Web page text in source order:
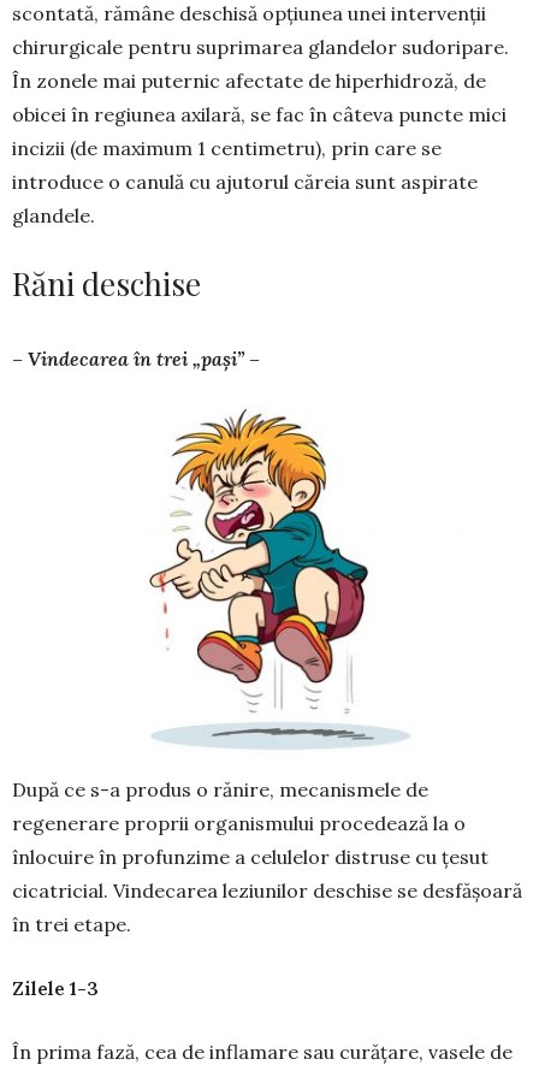
scontată, rămâne deschisă opțiunea unei intervenții
chirurgicale pentru suprimarea glan­delor sudoripare.
În zonele mai puternic afec­tate de hiperhidroză, de
obicei în regiunea axilară, se fac în câteva puncte mici
incizii (de maximum 1 centimetru), prin care se
introduce o canulă cu ajutorul căreia sunt aspirate
glandele.
Răni deschise
– Vindecarea în trei „pași” –
După ce s-a produs o rănire, mecanismele de
regenerare proprii organismului procedează la o
înlocuire în profunzime a celulelor distruse cu țesut
cicatricial. Vindecarea leziunilor deschise se desfășoară
în trei etape.
Zilele 1-3
În prima fază, cea de inflamare sau curățare, vasele de